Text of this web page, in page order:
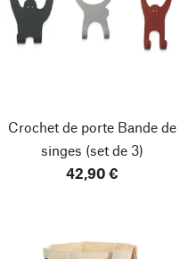
Crochet de porte Bande de
singes (set de 3)
42,90 €